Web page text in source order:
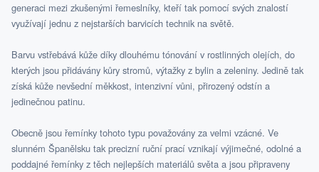
generaci mezi zkušenými řemeslníky, kteří tak pomocí svých znalostí
využívají jednu z nejstarších barvicích technik na světě.
Barvu vstřebává kůže díky dlouhému tónování v rostlinných olejích, do
kterých jsou přidávány kůry stromů, výtažky z bylin a zeleniny. Jedině tak
získá kůže nevšední měkkost, intenzivní vůni, přirozený odstín a
jedinečnou patinu.
Obecně jsou řemínky tohoto typu považovány za velmi vzácné. Ve
slunném Španělsku tak precizní ruční prací vznikají výjimečné, odolné a
poddajné řemínky z těch nejlepších materiálů světa a jsou připraveny